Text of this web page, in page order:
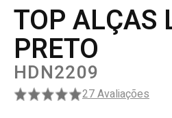
TOP ALÇAS
PRETO
HDN2209
27 Avaliações